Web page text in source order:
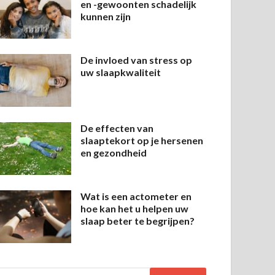
en -gewoonten schadelijk
kunnen zijn
De invloed van stress op
uw slaapkwaliteit
De effecten van
slaaptekort op je hersenen
en gezondheid
Wat is een actometer en
hoe kan het u helpen uw
slaap beter te begrijpen?